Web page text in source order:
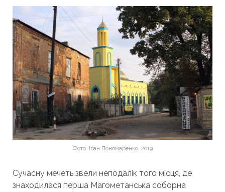
Фото: Іван Пономаренко, 2019
Сучасну мечеть звели неподалік того місця, де
знаходилася перша Магометанська соборна